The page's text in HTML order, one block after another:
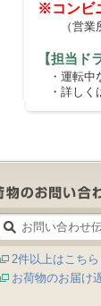
※コンビ
（営業
【担当ド
・運転中
・詳しく
2件以上はこちら
お荷物のお届け